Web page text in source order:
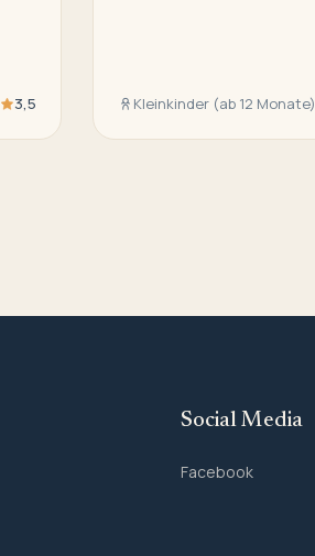
3,5 Kleinkinder (ab 12 Monate)
Social Media
Facebook